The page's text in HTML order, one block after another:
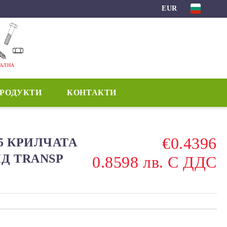
EUR
КОНТАКТИ
КРИЛЧАТА
TRANSP
€0.4396
0.8598 лв. С ДДС